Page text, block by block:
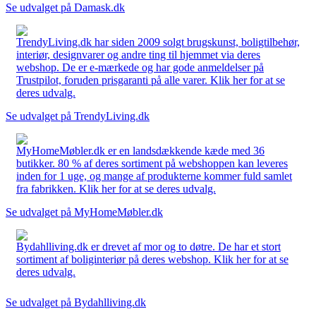
Se udvalget på Damask.dk
TrendyLiving.dk har siden 2009 solgt brugskunst, boligtilbehør,
interiør, designvarer og andre ting til hjemmet via deres
webshop. De er e-mærkede og har gode anmeldelser på
Trustpilot, foruden prisgaranti på alle varer. Klik her for at se
deres udvalg.
Se udvalget på TrendyLiving.dk
MyHomeMøbler.dk er en landsdækkende kæde med 36
butikker. 80 % af deres sortiment på webshoppen kan leveres
inden for 1 uge, og mange af produkterne kommer fuld samlet
fra fabrikken. Klik her for at se deres udvalg.
Se udvalget på MyHomeMøbler.dk
Bydahlliving.dk er drevet af mor og to døtre. De har et stort
sortiment af boliginteriør på deres webshop. Klik her for at se
deres udvalg.
Se udvalget på Bydahlliving.dk